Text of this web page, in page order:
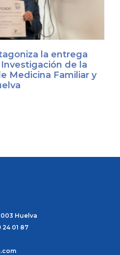
la entrega
de la
Medicina Familiar y
Huelva
24 01 87